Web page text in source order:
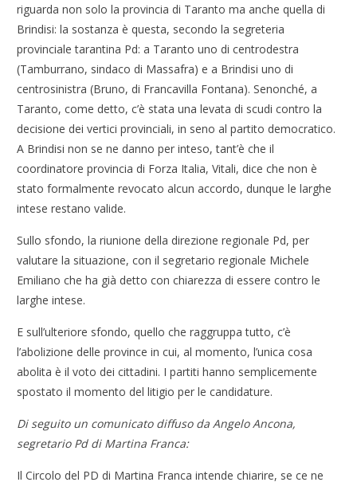
riguarda non solo la provincia di Taranto ma anche quella di
Brindisi: la sostanza è questa, secondo la segreteria
provinciale tarantina Pd: a Taranto uno di centrodestra
(Tamburrano, sindaco di Massafra) e a Brindisi uno di
centrosinistra (Bruno, di Francavilla Fontana). Senonché, a
Taranto, come detto, c’è stata una levata di scudi contro la
decisione dei vertici provinciali, in seno al partito democratico.
A Brindisi non se ne danno per inteso, tant’è che il
coordinatore provincia di Forza Italia, Vitali, dice che non è
stato formalmente revocato alcun accordo, dunque le larghe
intese restano valide.
Sullo sfondo, la riunione della direzione regionale Pd, per
valutare la situazione, con il segretario regionale Michele
Emiliano che ha già detto con chiarezza di essere contro le
larghe intese.
E sull’ulteriore sfondo, quello che raggruppa tutto, c’è
l’abolizione delle province in cui, al momento, l’unica cosa
abolita è il voto dei cittadini. I partiti hanno semplicemente
spostato il momento del litigio per le candidature.
Di seguito un comunicato diffuso da Angelo Ancona,
segretario Pd di Martina Franca:
Il Circolo del PD di Martina Franca intende chiarire, se ce ne